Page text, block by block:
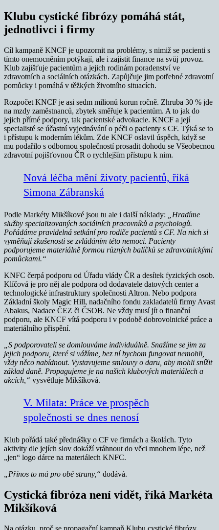
Klubu cystické fibrózy pomáhá stát,
jednotlivci i firmy
Cíl kampaně KNCF je upozornit na problémy, s nimiž se pacienti s
tímto onemocněním potýkají, ale i zajistit finance na svůj provoz.
Klub zajišťuje pacientům a jejich rodinám poradenství ve
zdravotních a sociálních otázkách. Zapůjčuje jim potřebné zdravotní
pomůcky i pomáhá v těžkých životního situacích.
Rozpočet KNCF je asi sedm milionů korun ročně. Zhruba 30 % jde
na mzdy zaměstnanců, zbytek směřuje k pacientům. A to jak do
jejich přímé podpory, tak pacientské advokacie. KNCF a její
specialisté se účastní vyjednávání o péči o pacienty s CF. Týká se to
i přístupu k moderním lékům. Zde KNCF oslavil úspěch, když se
mu podařilo s odbornou společností prosadit dohodu se Všeobecnou
zdravotní pojišťovnou ČR o rychlejším přístupu k nim.
Nová léčba mění životy pacientů, říká
Simona Zábranská
Podle Markéty Mikšíkové jsou tu ale i další náklady:
„Hradíme
služby specializovaných sociálních pracovníků a psychologů.
Pořádáme pravidelná setkání pro rodiče pacientů s CF. Na nich si
vyměňují zkušenosti se zvládáním této nemoci. Pacienty
podporujeme materiálně formou různých balíčků se zdravotnickými
pomůckami.“
KNFC čerpá podporu od Úřadu vlády ČR a desítek fyzických osob.
Klíčová je pro něj ale podpora od dodavatele datových center a
technologické infrastruktury společnosti Altron. Nebo podpora
Základní školy Magic Hill, nadačního fondu zakladatelů firmy Avast
Abakus, Nadace ČEZ či ČSOB. Ne vždy musí jít o finanční
podporu, ale KNCF vítá podporu i v podobě dobrovolnické práce a
materiálního přispění.
„S podporovateli se domlouváme individuálně. Snažíme se jim za
jejich podporu, které si vážíme, bez ní bychom fungovat nemohli,
vždy něco nabídnout. Vystavujeme smlouvy o daru, aby mohli snížit
základ daně. Propagujeme je na našich klubových materiálech a
akcích,“ vysvětluje Mikšíková.
V. Milata: Práce ve prospěch
společnosti se dnes nenosí
Klub pořádá také přednášky o CF ve firmách a školách. Tyto
aktivity dle jejích slov dokáží vtáhnout do věci mnohem lépe, než
„jen“ logo dárce na materiálech KNFC.
„Přínos to má pro obě strany,“ dodává.
Cystická fibróza není vidět, říká Markéta
Mikšíková